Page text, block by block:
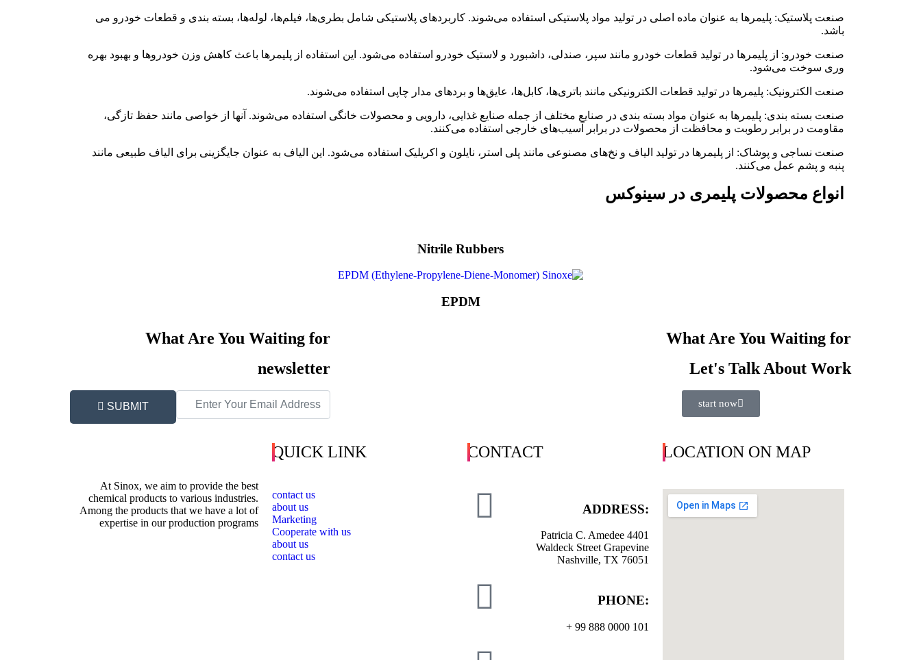
صنعت پلاستیک: پلیمرها به عنوان ماده اصلی در تولید مواد پلاستیکی استفاده می‌شوند. کاربردهای پلاستیکی شامل بطری‌ها، فیلم‌ها، لوله‌ها، بسته بندی و قطعات خودرو می
باشد.
صنعت خودرو: از پلیمرها در تولید قطعات خودرو مانند سپر، صندلی، داشبورد و لاستیک خودرو استفاده می‌شود. این استفاده از پلیمرها باعث کاهش وزن خودروها و بهبود بهره
وری سوخت می‌شود.
صنعت الکترونیک: پلیمرها در تولید قطعات الکترونیکی مانند باتری‌ها، کابل‌ها، عایق‌ها و بردهای مدار چاپی استفاده می‌شوند.
صنعت بسته بندی: پلیمرها به عنوان مواد بسته بندی در صنایع مختلف از جمله صنایع غذایی، دارویی و محصولات خانگی استفاده می‌شوند. آنها از خواصی مانند حفظ تازگی،
مقاومت در برابر رطوبت و محافظت از محصولات در برابر آسیب‌های خارجی استفاده می‌کنند.
صنعت نساجی و پوشاک: از پلیمرها در تولید الیاف و نخ‌های مصنوعی مانند پلی استر، نایلون و اکریلیک استفاده می‌شود. این الیاف به عنوان جایگزینی برای الیاف طبیعی مانند
پنبه و پشم عمل می‌کنند.
انواع محصولات پلیمری در سینوکس
Nitrile Rubbers
EPDM
What Are You Waiting for
Let's Talk About Work
start now
What Are You Waiting for
newsletter
SUBMIT
LOCATION ON MAP
CONTACT
:ADDRESS
Patricia C. Amedee 4401
Waldeck Street Grapevine
Nashville, TX 76051
:PHONE
101 0000 888 99 +
QUICK LINK
contact us
about us
Marketing
Cooperate with us
about us
contact us
At Sinox, we aim to provide the best
chemical products to various industries.
Among the products that we have a lot of
expertise in our production programs